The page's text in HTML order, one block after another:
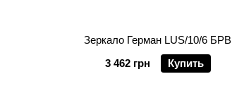
Зеркало Герман LUS/10/6 БРВ
3 462 грн
Купить